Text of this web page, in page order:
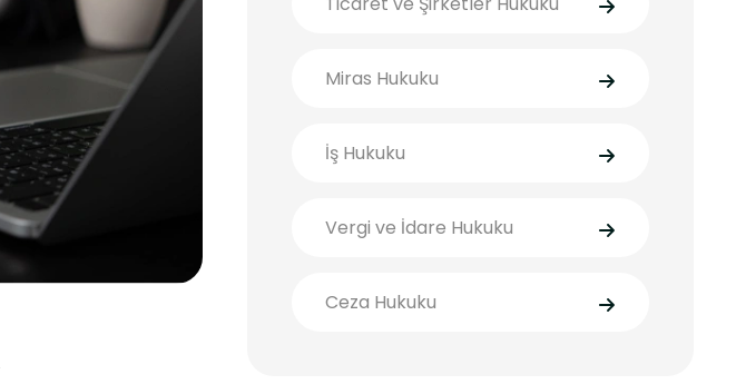
Miras Hukuku
İş Hukuku
Vergi ve İdare Hukuku
Ceza Hukuku